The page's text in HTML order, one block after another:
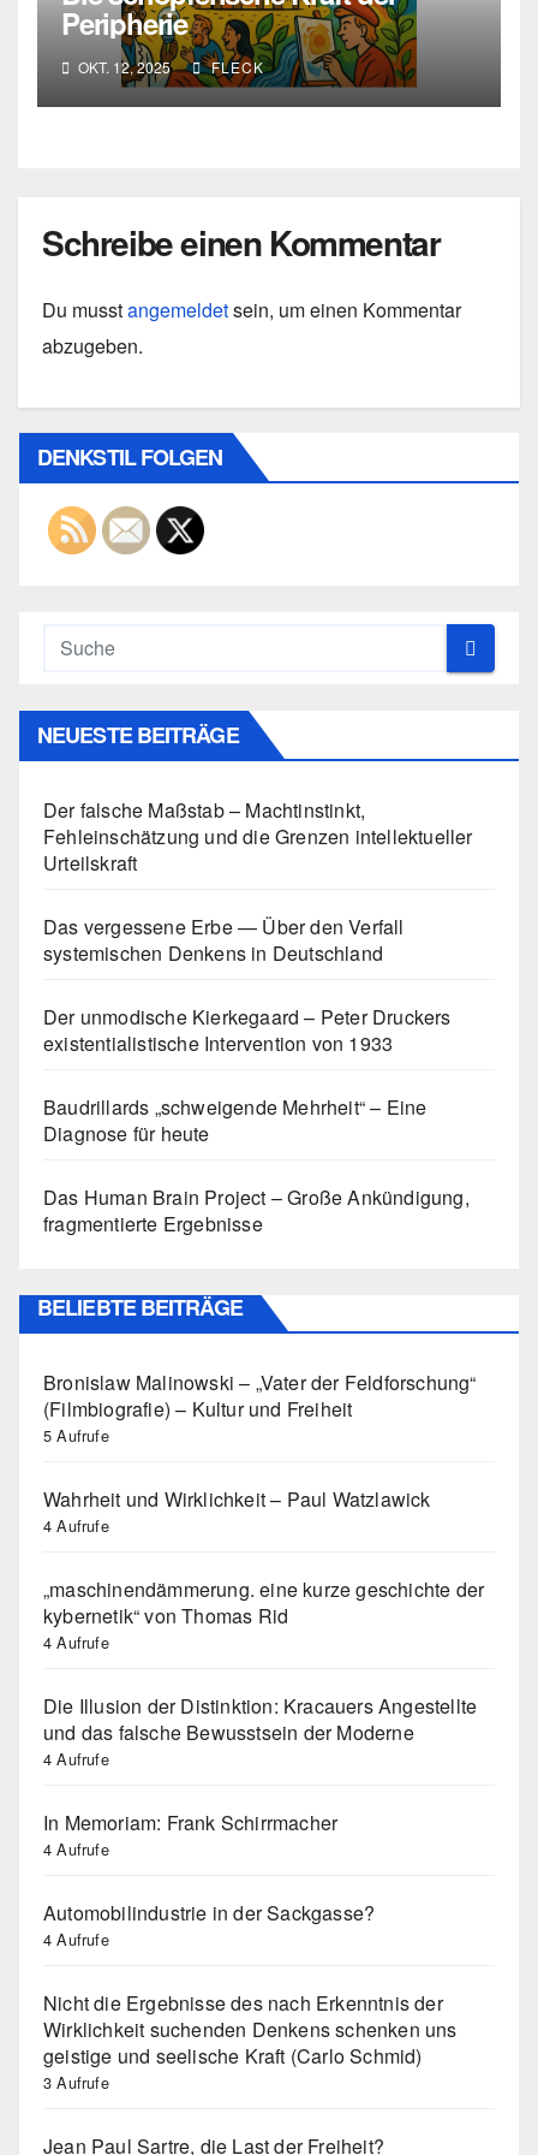
Peripherie
OKT. 12, 2025 FLECK
Schreibe einen Kommentar
Du musstangemeldetsein, um einen Kommentar
abzugeben.
DENKSTIL FOLGEN
NEUESTE BEITRÄGE
Der falsche Maßstab – Machtinstinkt,
Fehleinschätzung und die Grenzen intellektueller
Urteilskraft
Das vergessene Erbe — Über den Verfall
systemischen Denkens in Deutschland
Der unmodische Kierkegaard – Peter Druckers
existentialistische Intervention von 1933
Baudrillards „schweigende Mehrheit“ – Eine
Diagnose für heute
Das Human Brain Project – Große Ankündigung,
fragmentierte Ergebnisse
BELIEBTE BEITRÄGE
Bronislaw Malinowski – „Vater der Feldforschung“
(Filmbiografie) – Kultur und Freiheit
5 Aufrufe
Wahrheit und Wirklichkeit – Paul Watzlawick
4 Aufrufe
„maschinendämmerung. eine kurze geschichte der
kybernetik“ von Thomas Rid
4 Aufrufe
Die Illusion der Distinktion: Kracauers Angestellte
und das falsche Bewusstsein der Moderne
4 Aufrufe
In Memoriam: Frank Schirrmacher
4 Aufrufe
Automobilindustrie in der Sackgasse?
4 Aufrufe
Nicht die Ergebnisse des nach Erkenntnis der
Wirklichkeit suchenden Denkens schenken uns
geistige und seelische Kraft (Carlo Schmid)
3 Aufrufe
Jean Paul Sartre, die Last der Freiheit?